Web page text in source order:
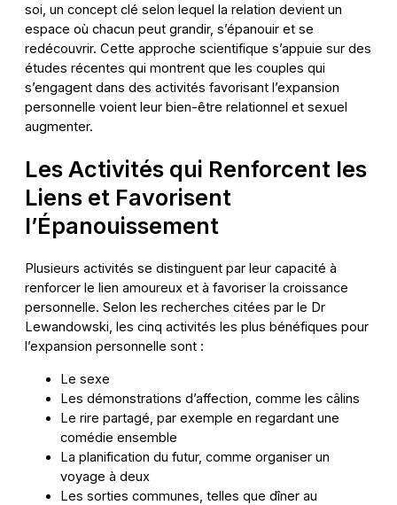
soi, un concept clé selon lequel la relation devient un
espace où chacun peut grandir, s’épanouir et se
redécouvrir. Cette approche scientifique s’appuie sur des
études récentes qui montrent que les couples qui
s’engagent dans des activités favorisant l’expansion
personnelle voient leur bien-être relationnel et sexuel
augmenter.
Les Activités qui Renforcent les
Liens et Favorisent
l’Épanouissement
Plusieurs activités se distinguent par leur capacité à
renforcer le lien amoureux et à favoriser la croissance
personnelle. Selon les recherches citées par le Dr
Lewandowski, les cinq activités les plus bénéfiques pour
l’expansion personnelle sont :
Le sexe
Les démonstrations d’affection, comme les câlins
Le rire partagé, par exemple en regardant une
comédie ensemble
La planification du futur, comme organiser un
voyage à deux
Les sorties communes, telles que dîner au